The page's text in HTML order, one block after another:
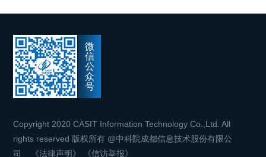
微
信
公
众
号
Copyright 2020 CASIT Information Technology Co.,Ltd. All
rights reserved 版权所有 @中科院成都信息技术股份有限公
司
《法律声明》 《信访举报》